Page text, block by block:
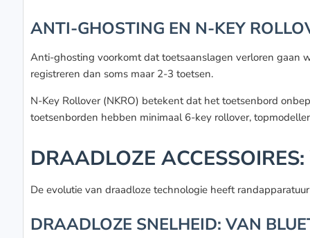
ANTI-GHOSTING EN N-KEY
Anti-ghosting voorkomt dat toetsaanslagen verloren gaan
registreren dan soms maar 2-3 toetsen.
N-Key Rollover (NKRO) betekent dat het toetsenbord
toetsenborden hebben minimaal 6-key rollover,
DRAADLOZE
De evolutie van draadloze technologie heeft
DRAADLOZE SNELHEID: VAN